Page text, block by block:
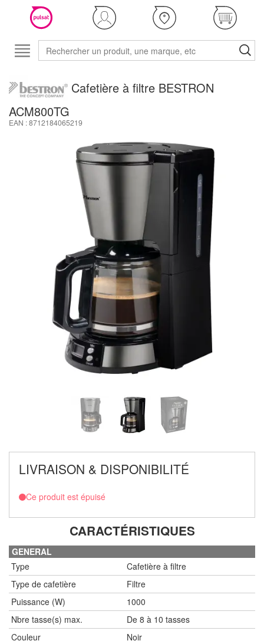
Cafetière à filtre BESTRON
ACM800TG
EAN : 8712184065219
LIVRAISON & DISPONIBILITÉ
Ce produit est épuisé
CARACTÉRISTIQUES
GENERAL
Type
Cafetière à filtre
Type de cafetière
Filtre
Puissance (W)
1000
Nbre tasse(s) max.
De 8 à 10 tasses
Couleur
Noir